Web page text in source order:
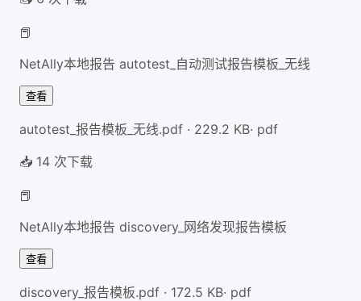
📕
NetAlly本地报告 autotest_自动测试报告模板_无线
查看
autotest_报告模板_无线.pdf · 229.2 KB· pdf
📥 14 次下载
📕
NetAlly本地报告 discovery_网络发现报告模板
查看
discovery_报告模板.pdf · 172.5 KB· pdf